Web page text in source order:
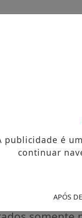
PORTO GRANDE
divisão
publicidade é
continuar
APÓS